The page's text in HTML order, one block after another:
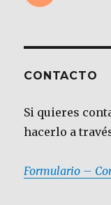
CONTACTO
Si quieres
hacerlo a
Formulario –